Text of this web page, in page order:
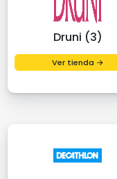
Druni (3)
Ver tienda →